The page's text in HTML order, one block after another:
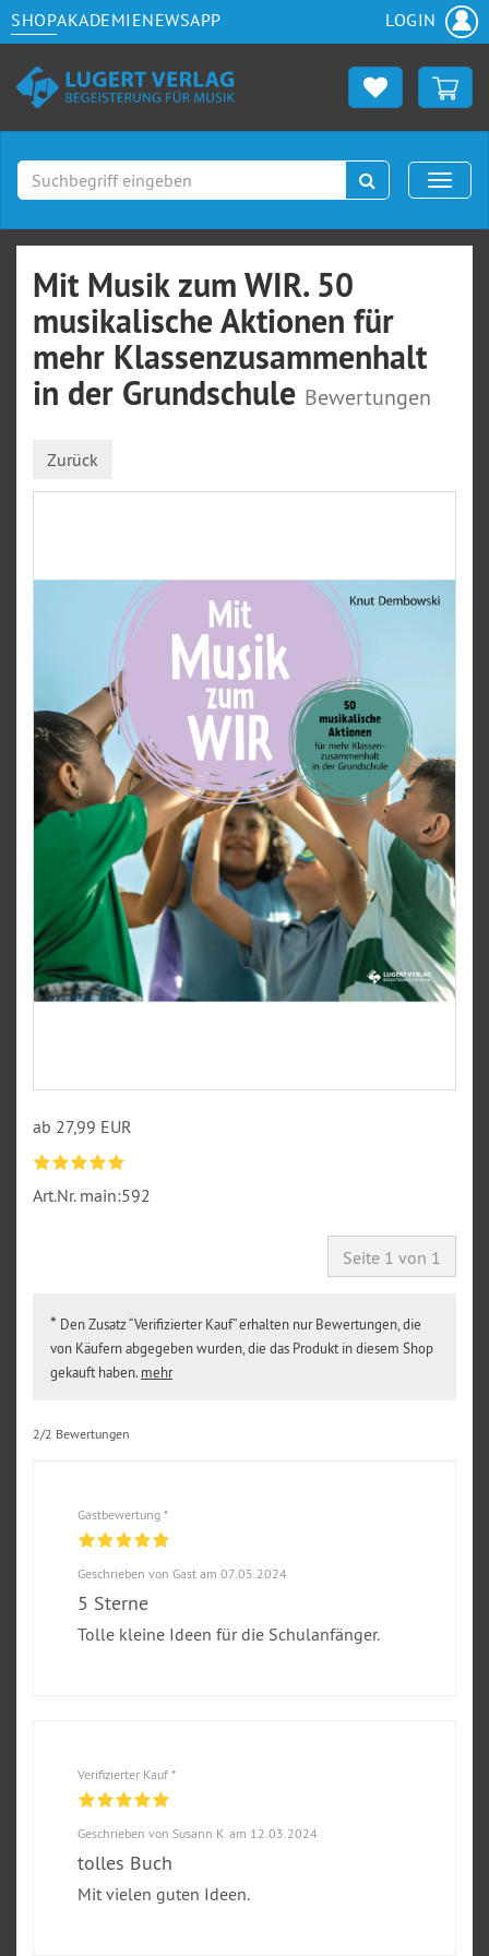
SHOPAKADEMIENEWSAPP LOGIN
Suchen
Mit Musik zum WIR. 50
musikalische Aktionen für
mehr Klassenzusammenhalt
in der Grundschule Bewertungen
Zurück
ab 27,99 EUR
Art.Nr. main:592
Seite 1 von 1
* Den Zusatz “Verifizierter Kauf” erhalten nur Bewertungen, die
von Käufern abgegeben wurden, die das Produkt in diesem Shop
gekauft haben. mehr
2/2 Bewertungen
Gastbewertung *
Geschrieben von Gast am 07.05.2024
5 Sterne
Tolle kleine Ideen für die Schulanfänger.
Verifizierter Kauf *
Geschrieben von Susann K. am 12.03.2024
tolles Buch
Mit vielen guten Ideen.